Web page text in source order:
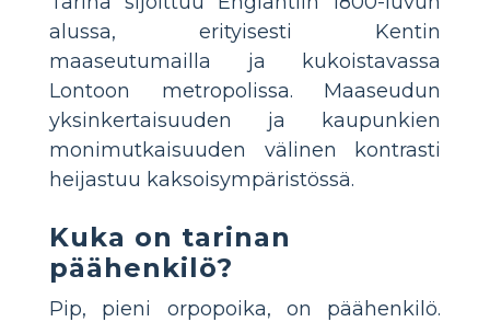
alussa, erityisesti Kentin
maaseutumailla ja kukoistavassa
Lontoon metropolissa. Maaseudun
yksinkertaisuuden ja kaupunkien
monimutkaisuuden välinen kontrasti
heijastuu kaksoisympäristössä.
Kuka on tarinan
päähenkilö?
Pip, pieni orpopoika, on päähenkilö.